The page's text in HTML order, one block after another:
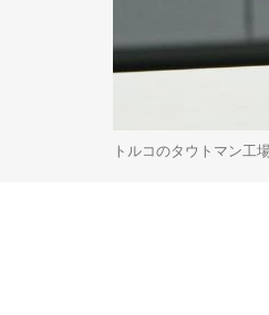
トルコのタウトマン工